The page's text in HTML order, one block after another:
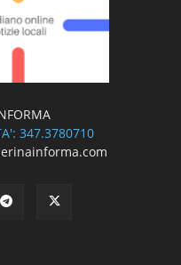
347.3780710